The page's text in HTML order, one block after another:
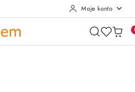
Moje konto